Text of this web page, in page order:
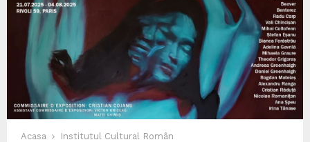
Acasa
Institutul Cultural Român